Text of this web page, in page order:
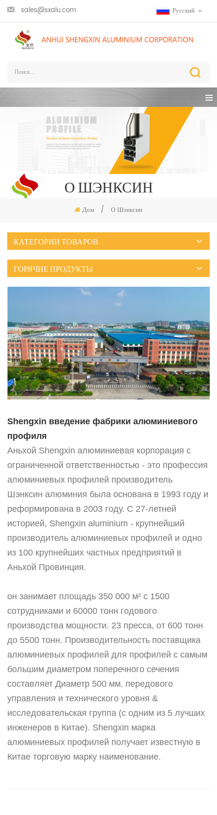
sales@sxalu.com Русский
О ШЭНКСИН
Дом / О Шэнксин
КАТЕГОРИИ ТОВАРОВ
ГОРЯЧИЕ ПРОДУКТЫ
Shengxin введение фабрики алюминиевого
профиля
Аньхой Shengxin алюминиевая корпорация с
ограниченной ответственностью - это профессия
алюминиевых профилей производитель
Шэнксин алюминия была основана в 1993 году и
реформирована в 2003 году. С 27-летней
историей, Shengxin aluminium - крупнейший
производитель алюминиевых профилей и одно
из 100 крупнейших частных предприятий в
Аньхой Провинция.
он занимает площадь 350 000 м² с 1500
сотрудниками и 60000 тонн годового
производства мощности. 23 пресса, от 600 тонн
до 5500 тонн. Производительность поставщика
алюминиевых профилей для профилей с самым
большим диаметром поперечного сечения
составляет Диаметр 500 мм. передового
управления и технического уровня &
исследовательская группа (с одним из 5 лучших
инженеров в Китае). Shengxin марка
алюминиевых профилей получает известную в
Китае торговую марку наименование.